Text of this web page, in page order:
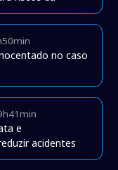
no caso
e
acidentes